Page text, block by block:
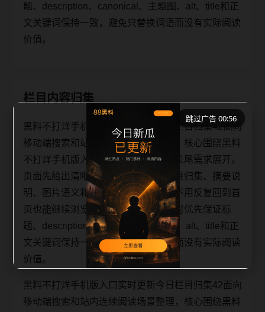
题、description、canonical、主题图、alt、title和正
文关键词保持一致，避免只替换词语而没有实际阅读
价值。
栏目内容归集
黑料不打烊手机版入口实时更新今日栏目归集42面向
移动端搜索和站内连续阅读场景整理，核心围绕黑料
不打烊手机版入口、实时更新和相关长尾需求展开。
页面先给出清晰主题，再补充今日栏目归集、摘要说
明、图片语义和可点击入口，让用户不用反复回到首
页也能继续浏览同类内容。每日更新时优先保证标
题、description、canonical、主题图、alt、title和正
文关键词保持一致，避免只替换词语而没有实际阅读
价值。
黑料不打烊手机版入口实时更新今日栏目归集42面向
移动端搜索和站内连续阅读场景整理，核心围绕黑料
跳过广告 00:56